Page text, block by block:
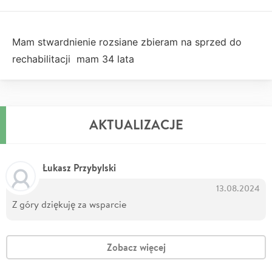
Mam stwardnienie rozsiane zbieram na sprzed do
rechabilitacji mam 34 lata
AKTUALIZACJE
Łukasz Przybylski
13.08.2024
Z góry dziękuję za wsparcie
Zobacz więcej